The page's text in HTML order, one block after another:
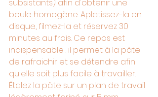
subsistants) afin d'obtenir une
boule homogène. Aplatissez-la en
disque, filmez-la et réservez 30
minutes au frais. Ce repos est
indispensable : il permet à la pâte
de rafraichir et se détendre afin
qu'elle soit plus facile à travailler.
Étalez la pâte sur un plan de travail